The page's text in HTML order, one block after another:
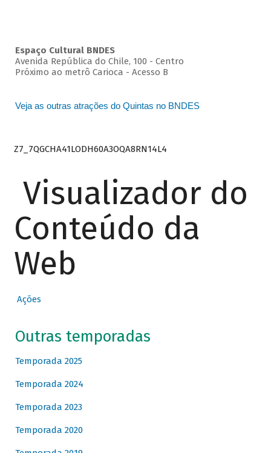
Espaço Cultural BNDES
Avenida República do Chile, 100 - Centro
Próximo ao metrô Carioca - Acesso B
Veja as outras atrações do Quintas no BNDES
Z7_7QGCHA41LODH60A3OQA8RN14L4
Visualizador do
Conteúdo da
Web
Ações
Outras temporadas
Temporada 2025
Temporada 2024
Temporada 2023
Temporada 2020